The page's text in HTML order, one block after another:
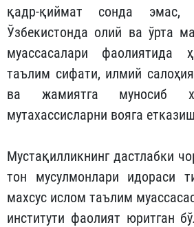
қадр-қиймат сонда эмас,
Ўзбекистонда олий ва ўрта
муассасалари фаолиятида
таълим сифати, илмий
ва жамиятга муносиб
мутахассисларни вояга
Мустақилликнинг дастлабки
тон мусулмонлари идораси
махсус ислом таълим
институти фаолият юритган